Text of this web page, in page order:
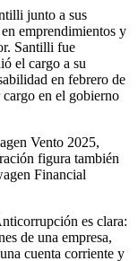
junto a sus
emprendimientos y
Santilli fue
el cargo a su
en febrero de
cargo en el gobierno
Vento 2025,
figura también
Financial
es clara:
de una empresa,
cuenta corriente y